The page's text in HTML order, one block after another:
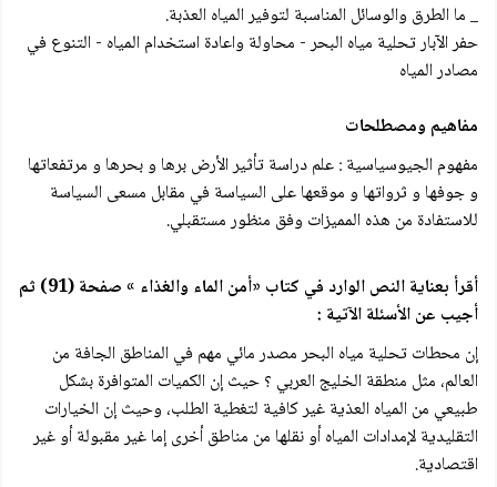
_ ما الطرق والوسائل المناسبة لتوفير المياه العذبة.
حفر الآبار تحلية مياه البحر - محاولة واعادة استخدام المياه - التنوع في
مصادر المياه
مفاهيم ومصطلحات
مفهوم الجيوسياسية : علم دراسة تأثير الأرض برها و بحرها و مرتفعاتها
و جوفها و ثرواتها و موقعها على السياسة في مقابل مسعى السياسة
للاستفادة من هذه المميزات وفق منظور مستقبلي.
أقرأ بعناية النص الوارد في كتاب «أمن الماء والغذاء » صفحة (91) ثم
أجيب عن الأسئلة الآتية :
إن محطات تحلية مياه البحر مصدر مائي مهم في المناطق الجافة من
العالم، مثل منطقة الخليج العربي ؟ حيث إن الكميات المتوافرة بشكل
طبيعي من المياه العذية غير كافية لتغطية الطلب، وحيث إن الخيارات
التقليدية لإمدادات المياه أو نقلها من مناطق أخرى إما غير مقبولة أو غير
اقتصادية.